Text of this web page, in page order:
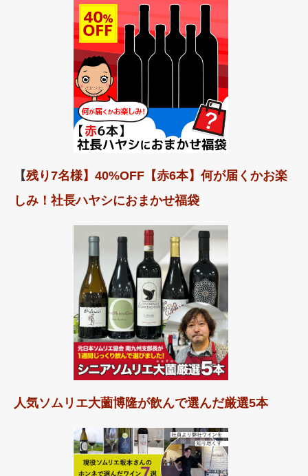
【残り7名様】40%OFF【赤6本】何が届くかお楽
しみ！社長ハヤシにおまかせ福袋
人気ソムリエ大薗博隆が飲んで選んだ厳選5本